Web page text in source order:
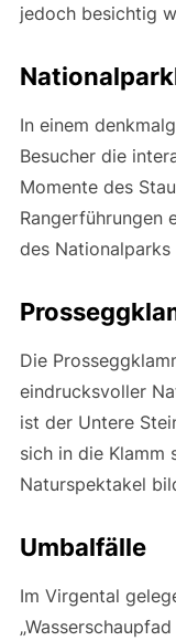
jedoch besichtig
In einem
Besucher die
Momente des
Rangerführungen
des Nationalparks
Die
eindrucksvoller
ist der Untere
sich in die Klamm
Naturspektakel
Umbalfälle
Im Virgental